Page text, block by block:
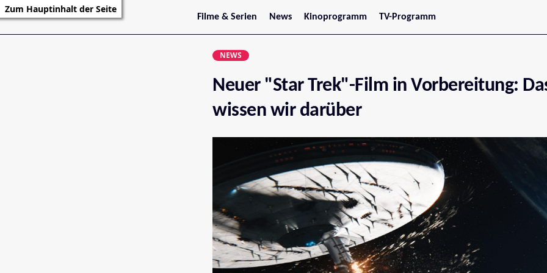
Zum Hauptinhalt der Seite
Filme & Serien
Trailer
Filmarchiv
News
Stars
Kinoprogramm
Jetzt im Kino
Oberösterreich
Steiermark
Burgenland
Kärnten
Tirol
Vorarlberg
TV-Programm
NEWS
Neuer "Star Trek"-Film in Vorbereitung:
wissen wir darüber